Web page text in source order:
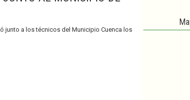
junto a los técnicos del Municipio Cuenca los